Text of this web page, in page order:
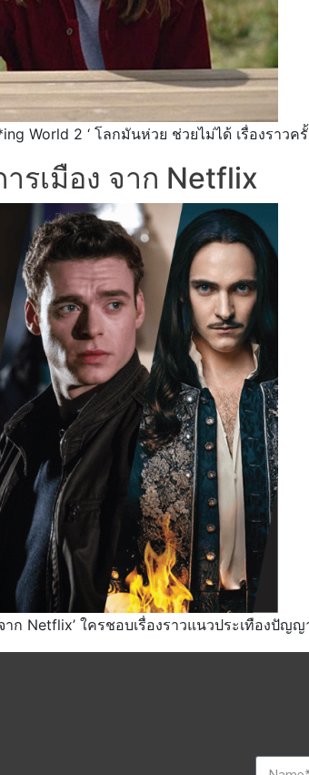
World 2 ‘ โลกมันห่วย ช่วยไม่ได้ เรื่องราว
รเมือง จาก Netflix
าก Netflix’ ใครชอบเรื่องราวแนวประเทืองปัญ